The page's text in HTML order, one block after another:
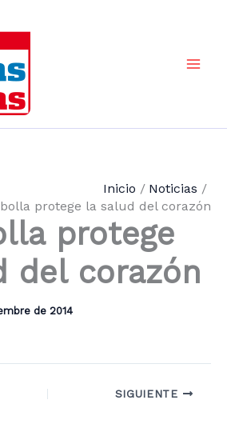
Inicio
Noticias
protege la salud del corazón
protege
del corazón
de 2014
SIGUIENTE